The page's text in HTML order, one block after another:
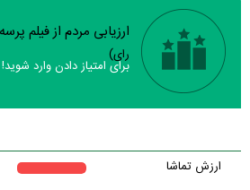
فیلم از لحاظ فنی و
خیر
ارزیابی مردم از فیلم
رای)
برای امتیاز دادن وارد شوید!
ارزش تماشا